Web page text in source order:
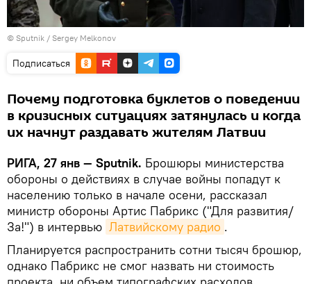
© Sputnik / Sergey Melkonov
Подписаться
Почему подготовка буклетов о поведении
в кризисных ситуациях затянулась и когда
их начнут раздавать жителям Латвии
РИГА, 27 янв — Sputnik. Брошюры министерства
обороны о действиях в случае войны попадут к
населению только в начале осени, рассказал
министр обороны Артис Пабрикс ("Для развития/
За!") в интервью Латвийскому радио .
Планируется распространить сотни тысяч брошюр,
однако Пабрикс не смог назвать ни стоимость